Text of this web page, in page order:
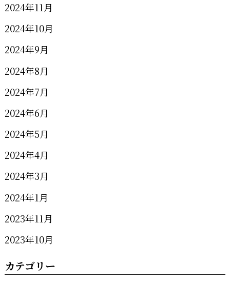
2024年11月
2024年10月
2024年9月
2024年8月
2024年7月
2024年6月
2024年5月
2024年4月
2024年3月
2024年1月
2023年11月
2023年10月
カテゴリー